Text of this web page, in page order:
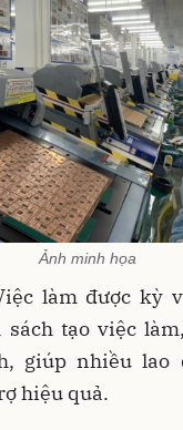
Ảnh minh họa
làm được kỳ
sách tạo việc
giúp nhiều lao
hiệu quả.